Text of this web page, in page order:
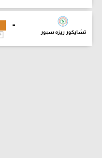
-
تشايكور ريزه سبور